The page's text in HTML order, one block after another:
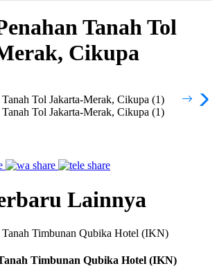
Tanah Tol
Cikupa
Lainnya
Timbunan Qubika Hotel (IKN)